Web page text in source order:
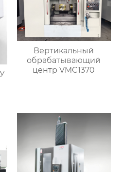
Вертикальный
обрабатывающий
центр VMC1370